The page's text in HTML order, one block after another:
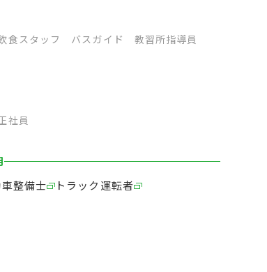
食スタッフ バスガイド
教習所指導員
社員
整備士 トラック運転者